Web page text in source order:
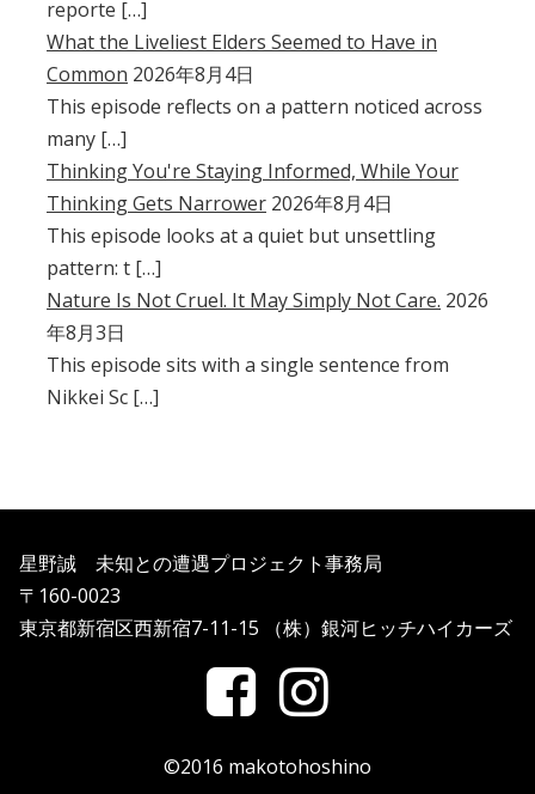
reporte […]
What the Liveliest Elders Seemed to Have in
Common 2026年8月4日
This episode reflects on a pattern noticed across
many […]
Thinking You're Staying Informed, While Your
Thinking Gets Narrower 2026年8月4日
This episode looks at a quiet but unsettling
pattern: t […]
Nature Is Not Cruel. It May Simply Not Care. 2026
年8月3日
This episode sits with a single sentence from
Nikkei Sc […]
星野誠 未知との遭遇プロジェクト事務局
〒160-0023
東京都新宿区西新宿7-11-15 （株）銀河ヒッチハイカーズ
©2016 makotohoshino